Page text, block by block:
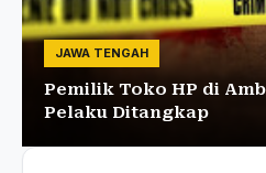
JAWA TENGAH
Pemilik Toko HP di
Pelaku Ditangkap